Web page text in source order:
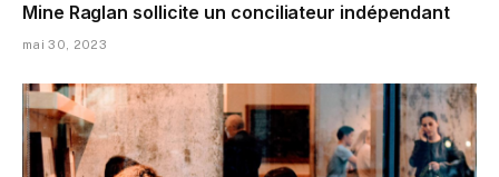
Mine Raglan sollicite un conciliateur indépendant
mai 30, 2023